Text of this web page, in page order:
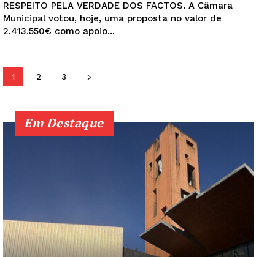
Grande Entrevista
Publicidade
RESPEITO PELA VERDADE DOS FACTOS. A Câmara
Municipal votou, hoje, uma proposta no valor de
2.413.550€ como apoio...
1 2 3
Em Destaque